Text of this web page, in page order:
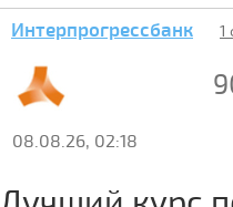
Интерпрогрессбанк 1
08.08.26, 02:18